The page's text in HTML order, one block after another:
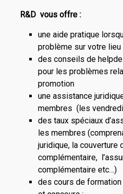
R&D vous offre :
une aide pratique
problème sur votre lieu
des conseils de
pour les problèmes
promotion
une assistance
membres (les
des taux spéciaux
les membres
juridique, la couverture
complémentaire,
complémentaire etc…)
des cours de